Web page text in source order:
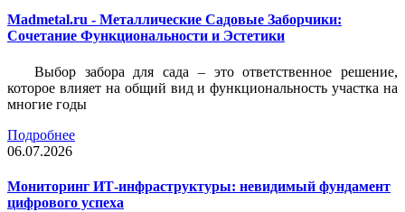
Madmetal.ru - Металлические Садовые Заборчики:
Сочетание Функциональности и Эстетики
Выбор забора для сада – это ответственное решение,
которое влияет на общий вид и функциональность участка на
многие годы
Подробнее
06.07.2026
Мониторинг ИТ-инфраструктуры: невидимый фундамент
цифрового успеха